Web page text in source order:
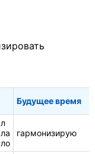
Будущее время
гармонизирую